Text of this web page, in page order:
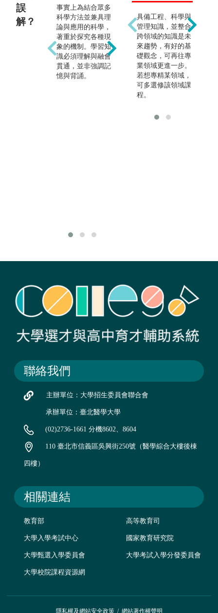
誤
解？
事實上為結合眾多
科學方法並兼具理
論與應用的科學，
著重於探究各種現
象的機制。學習知
識必須理解與融會
貫通，並非強調記
憶與背誦。
學的研究方法之
一，尤其近來所發
生的自然災害，若
沒有親歷現場很難
了解事件的全貌。
隨科技的進展和訊
號傳輸技術提昇，
已有相當多室內取
得資料的方式與室
作。室內資料分析
具備工程、科學與
管理知識，並整合
跨領域的知識是未
來趨勢，有好的基
礎觀念，可再往專
業領域更進一步。
若想專精某領域，
可多選修該領域課
程。
聯絡我們
主辦單位：大學招生委員會聯合會
承辦單位：臺北醫學大學
(02)2736-1661 分機8602、8604
110 臺北市信義區吳興街250號（醫學綜合大樓後棟
四樓）
相關連結
教育部 高等教育司
大學入學考試中心 國家教育研究院
大學甄選入學委員會 大學考試入學分發委員會
大學校院課程資源網
隱私權及網站安全政策/ 網站著作權聲明